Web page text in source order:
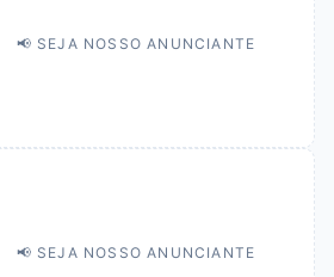
📢 SEJA NOSSO ANUNCIANTE
📢 SEJA NOSSO ANUNCIANTE